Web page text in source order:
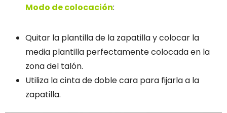
Modo de colocación:
Quitar la plantilla de la zapatilla y colocar la
media plantilla perfectamente colocada en la
zona del talón.
Utiliza la cinta de doble cara para fijarla a la
zapatilla.